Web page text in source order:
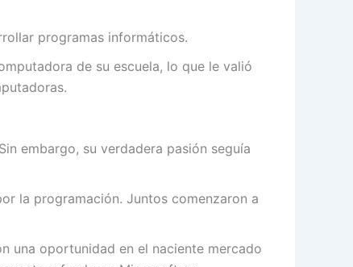
programas informáticos.
de su escuela, lo que le valió
embargo, su verdadera pasión seguía
la programación. Juntos comenzaron a
una oportunidad en el naciente mercado